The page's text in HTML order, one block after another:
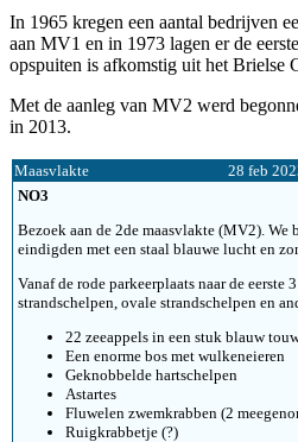
In 1965 kregen een aantal bedrijven
aan MV1 en in 1973 lagen er de
opspuiten is afkomstig uit het Brielse
Met de aanleg van MV2 werd
in 2013.
Maasvlakte 28 feb
NO3
Bezoek aan de 2de maasvlakte (MV2). We
eindigden met een staal blauwe lucht en
Vanaf de rode parkeerplaats naar de
strandschelpen, ovale strandschelpen en
22 zeeappels in een stuk blauw
Een enorme bos met wulkeneieren
Geknobbelde hartschelpen
Astartes
Fluwelen zwemkrabben (2
Ruigkrabbetje (?)